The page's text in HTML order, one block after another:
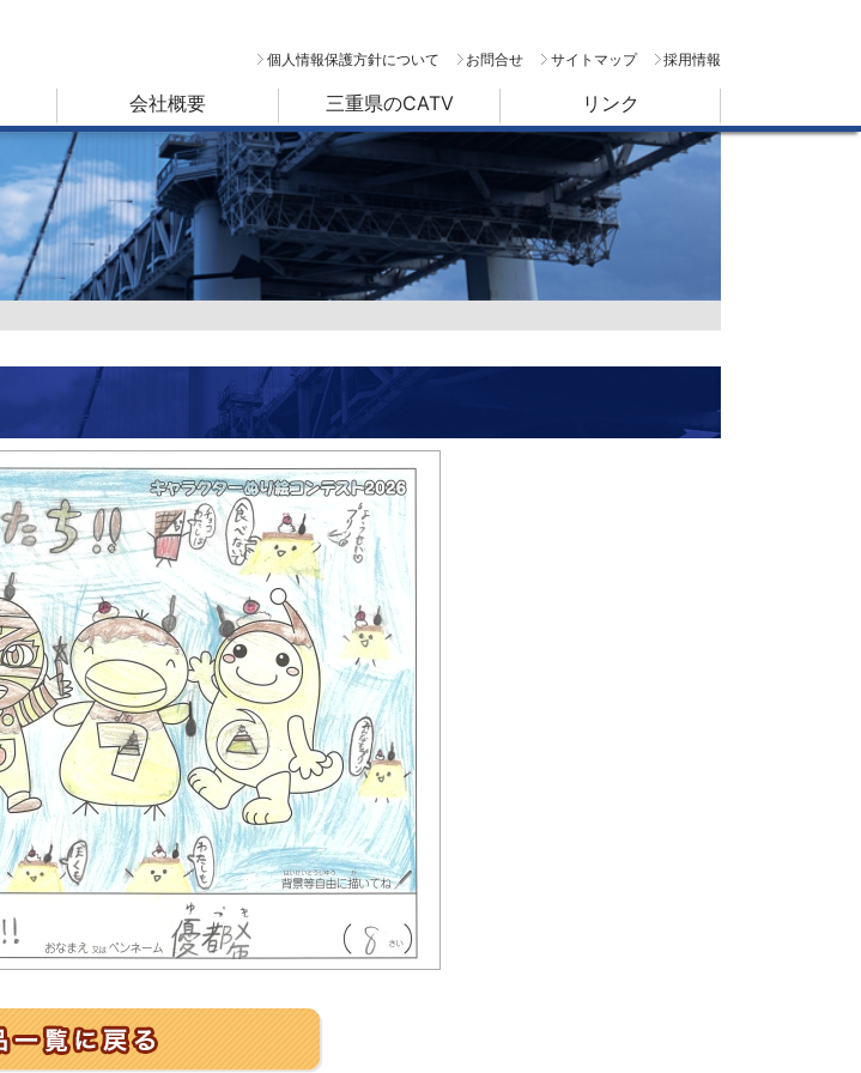
個人情報保護方針について お問合せ サイトマップ 採用情報
会社概要 三重県のCATV リンク